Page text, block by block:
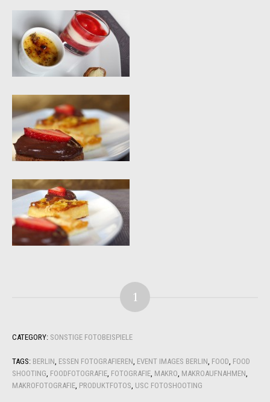
1
CATEGORY: SONSTIGE FOTOBEISPIELE
TAGS: BERLIN, ESSEN FOTOGRAFIEREN, EVENT IMAGES BERLIN, FOOD, FOOD
SHOOTING, FOODFOTOGRAFIE, FOTOGRAFIE, MAKRO, MAKROAUFNAHMEN,
MAKROFOTOGRAFIE, PRODUKTFOTOS, USC FOTOSHOOTING